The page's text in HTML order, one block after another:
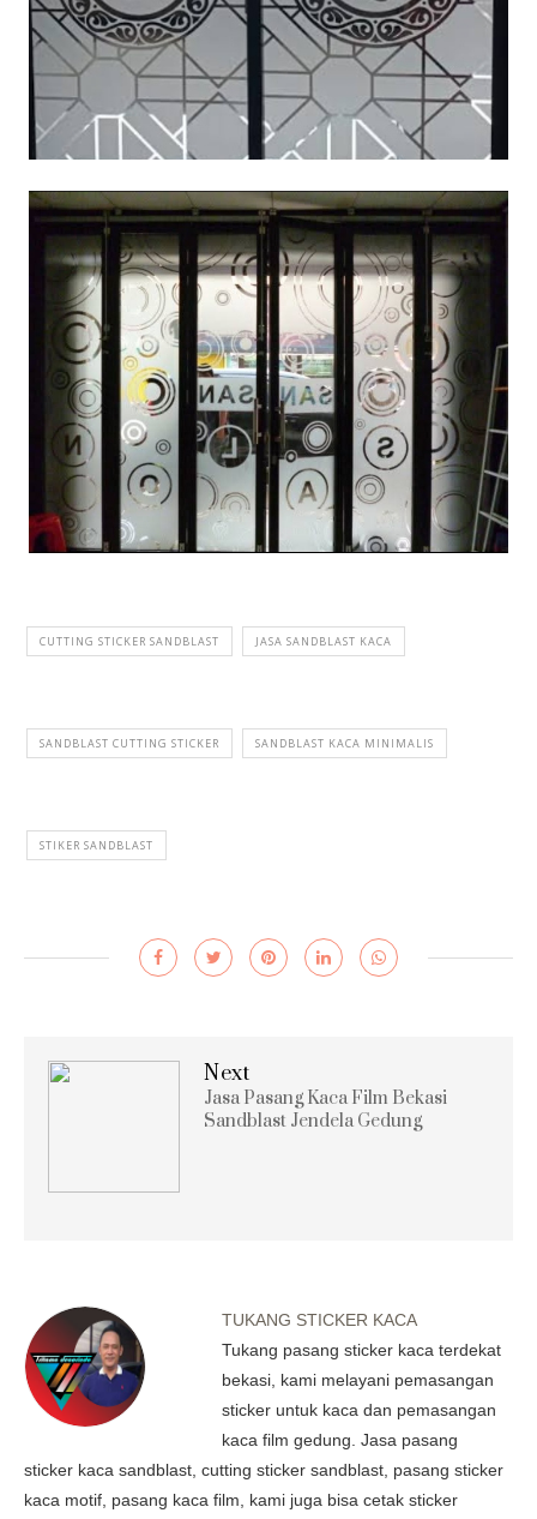
CUTTING STICKER SANDBLAST JASA SANDBLAST KACA
SANDBLAST CUTTING STICKER SANDBLAST KACA MINIMALIS
STIKER SANDBLAST
Next
Jasa Pasang Kaca Film Bekasi
Sandblast Jendela Gedung
TUKANG STICKER KACA
Tukang pasang sticker kaca terdekat
bekasi, kami melayani pemasangan
sticker untuk kaca dan pemasangan
kaca film gedung. Jasa pasang
sticker kaca sandblast, cutting sticker sandblast, pasang sticker
kaca motif, pasang kaca film, kami juga bisa cetak sticker